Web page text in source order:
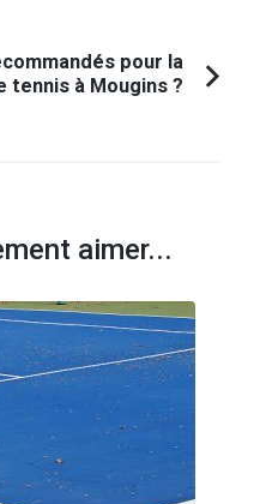
pour la
tennis à Mougins ?
aimer...